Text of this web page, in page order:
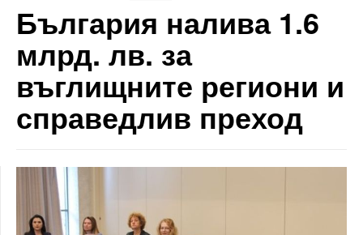
България налива 1.6
млрд. лв. за
въглищните региони и
справедлив преход